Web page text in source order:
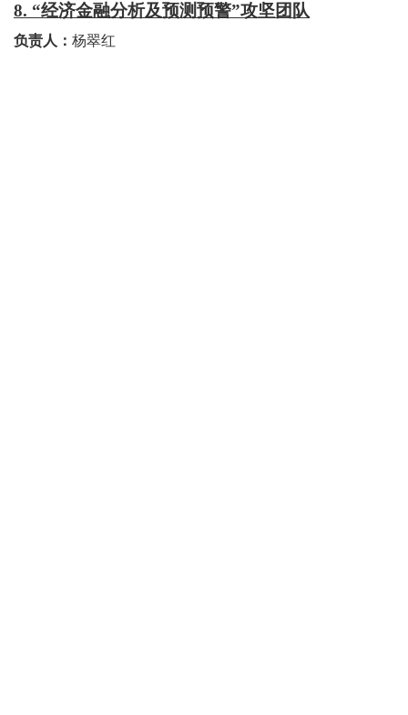
8. “经济金融分析及预测预警”攻坚团队
负责人： 杨翠红